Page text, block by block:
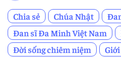
Chia sẻ
Chúa Nhật
Đan sĩ Đa Minh Việt Nam
Đời sống chiêm niệm